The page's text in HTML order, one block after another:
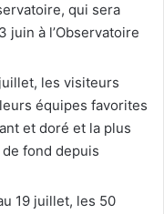
qui sera
juin à l’Observatoire
les visiteurs
équipes favorites
et doré et la plus
fond depuis
19 juillet, les 50